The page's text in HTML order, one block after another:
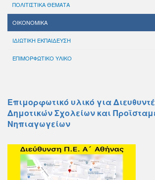
ΠΟΛΙΤΙΣΤΙΚΑ ΘΕΜΑΤΑ
ΟΙΚΟΝΟΜΙΚΑ
ΙΔΙΩΤΙΚΗ ΕΚΠΑΙΔΕΥΣΗ
ΕΠΙΜΟΡΦΩΤΙΚΟ ΥΛΙΚΟ
Επιμορφωτικό υλικό για
Δημοτικών Σχολείων και
Νηπιαγωγείων